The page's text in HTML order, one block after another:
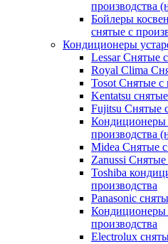
производства
Бойлеры
снятые с
Кондиционеры
Lessar Снятые
Royal Clima
Tosot Снятые с
Kentatsu
Fujitsu Снятые
Кондиционеры
производства
Midea Снятые с
Zanussi Снятые
Toshiba
производства
Panasonic
Кондиционеры
производства
Electrolux